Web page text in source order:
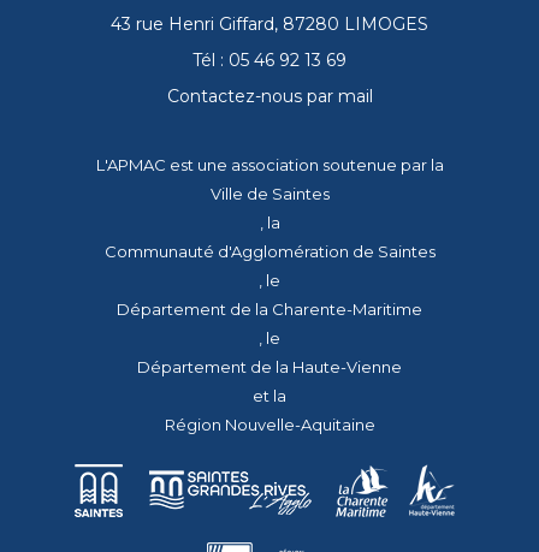
43 rue Henri Giffard, 87280 LIMOGES
Tél : 05 46 92 13 69
Contactez-nous par mail
L'APMAC est une association soutenue par la
Ville de Saintes
, la
Communauté d'Agglomération de Saintes
, le
Département de la Charente-Maritime
, le
Département de la Haute-Vienne
et la
Région Nouvelle-Aquitaine